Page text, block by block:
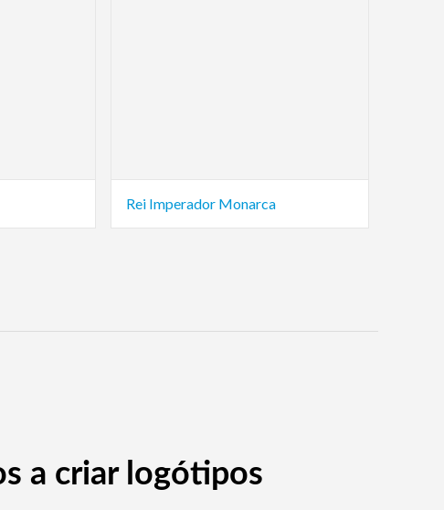
Rei Imperador Monarca
a criar logótipos